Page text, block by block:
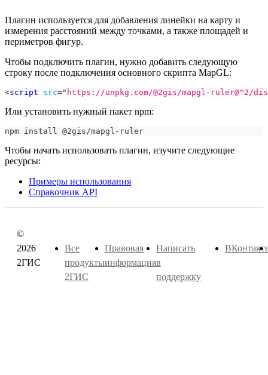
Плагин используется для добавления линейки на карту и
измерения расстояний между точками, а также площадей и
периметров фигур.
Чтобы подключить плагин, нужно добавить следующую
строку после подключения основного скрипта MapGL:
<script src=" https://unpkg.com/@2gis/mapgl-ruler@^2/
Или установить нужный пакет npm:
npm install @2gis/mapgl-ruler
Чтобы начать использовать плагин, изучите следующие
ресурсы:
Примеры использования
Справочник API
©
2026
2ГИС
Все
продукты
2ГИС
Правовая
информация
Написать
в
поддержку